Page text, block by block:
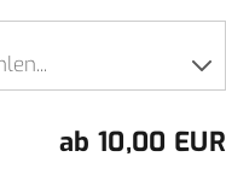
ab 10,00 EUR